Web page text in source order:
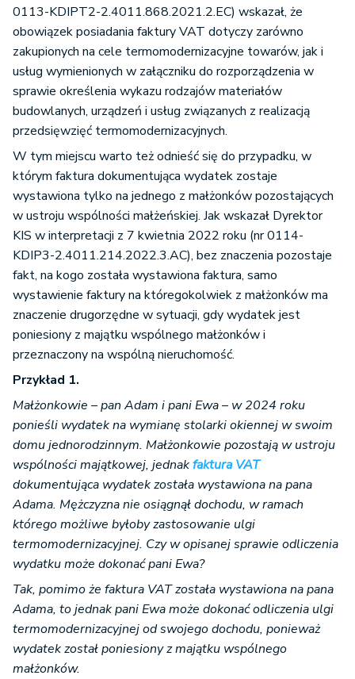
0113-KDIPT2-2.4011.868.2021.2.EC) wskazał, że
obowiązek posiadania faktury VAT dotyczy zarówno
zakupionych na cele termomodernizacyjne towarów, jak i
usług wymienionych w załączniku do rozporządzenia w
sprawie określenia wykazu rodzajów materiałów
budowlanych, urządzeń i usług związanych z realizacją
przedsięwzięć termomodernizacyjnych.
W tym miejscu warto też odnieść się do przypadku, w
którym faktura dokumentująca wydatek zostaje
wystawiona tylko na jednego z małżonków pozostających
w ustroju wspólności małżeńskiej. Jak wskazał Dyrektor
KIS w interpretacji z 7 kwietnia 2022 roku (nr 0114-
KDIP3-2.4011.214.2022.3.AC), bez znaczenia pozostaje
fakt, na kogo została wystawiona faktura, samo
wystawienie faktury na któregokolwiek z małżonków ma
znaczenie drugorzędne w sytuacji, gdy wydatek jest
poniesiony z majątku wspólnego małżonków i
przeznaczony na wspólną nieruchomość.
Przykład 1.
Małżonkowie – pan Adam i pani Ewa – w 2024 roku
ponieśli wydatek na wymianę stolarki okiennej w swoim
domu jednorodzinnym. Małżonkowie pozostają w ustroju
wspólności majątkowej, jednakfaktura VAT
dokumentująca wydatek została wystawiona na pana
Adama. Mężczyzna nie osiągnął dochodu, w ramach
którego możliwe byłoby zastosowanie ulgi
termomodernizacyjnej. Czy w opisanej sprawie odliczenia
wydatku może dokonać pani Ewa?
Tak, pomimo że faktura VAT została wystawiona na pana
Adama, to jednak pani Ewa może dokonać odliczenia ulgi
termomodernizacyjnej od swojego dochodu, ponieważ
wydatek został poniesiony z majątku wspólnego
małżonków.